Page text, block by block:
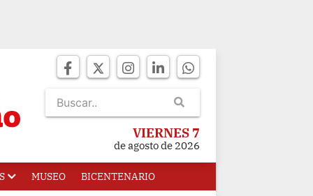
VIERNES 7
de agosto de 2026
MUSEO BICENTENARIO